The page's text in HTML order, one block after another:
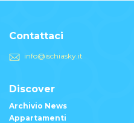
Contattaci
info@ischiasky.it
Discover
Archivio News
Appartamenti